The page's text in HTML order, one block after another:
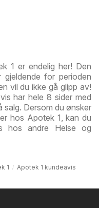
1 er endelig her! Den
for perioden
vil du ikke gå glipp av!
har hele 8 sider med
salg. Dersom du ønsker
hos Apotek 1, kan du
hos andre Helse og
1 Apotek 1 kundeavis